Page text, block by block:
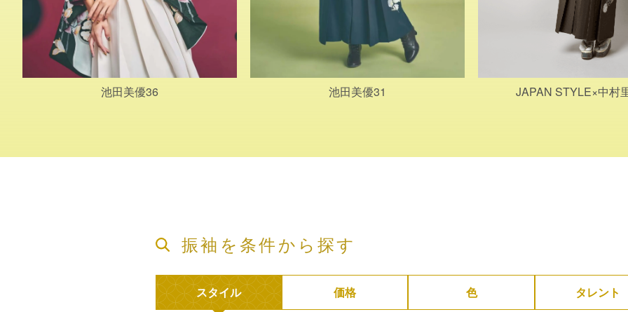
池田美優36 池田美優31 JAPAN STYLE×中村
振袖を条件から探す
スタイル 価格 色 タレント